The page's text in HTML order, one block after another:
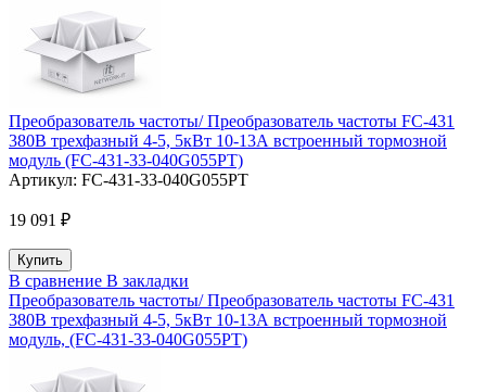
Преобразователь частоты/ Преобразователь частоты FC-431
380В трехфазный 4-5, 5кВт 10-13А встроенный тормозной
модуль (FC-431-33-040G055PT)
Артикул: FC-431-33-040G055PT
19 091 ₽
В сравнение В закладки
Преобразователь частоты/ Преобразователь частоты FC-431
380В трехфазный 4-5, 5кВт 10-13А встроенный тормозной
модуль, (FC-431-33-040G055PT)